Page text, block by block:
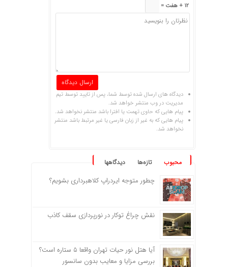
12 + هفت =
دیدگاه های ارسال شده توسط شما، پس از تایید توسط تیم
مدیریت در وب منتشر خواهد شد.
پیام هایی که حاوی تهمت یا افترا باشد منتشر نخواهد شد.
پیام هایی که به غیر از زبان فارسی یا غیر مرتبط باشد منتشر
نخواهد شد.
محبوب تازه‌ها دیدگاهها
چطور متوجه ایردراپ کلاهبرداری بشویم؟
نقش چراغ توکار در نورپردازی سقف کاذب
آیا هتل نور حیات تهران واقعا ۵ ستاره است؟
بررسی مزایا و معایب بدون سانسور